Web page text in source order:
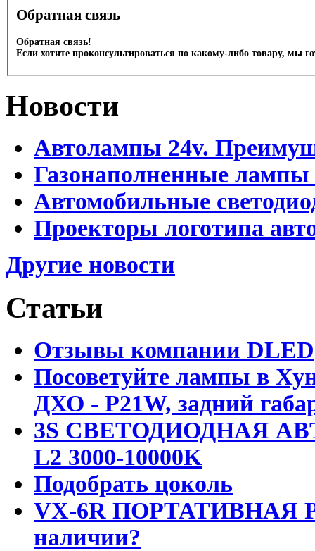
Обратная связь
Обратная связь!
Если хотите проконсультироваться по какому-либо товару, мы
Новости
Автолампы 24v.
Газонаполненные
Автомобильные
Проекторы логотипа
Другие новости
Статьи
Отзывы компании DLED
Посоветуйте лампы в
ДХО - P21W, задний
3S СВЕТОДИОДНАЯ
L2 3000-10000K
Подобрать цоколь
VX-6R ПОРТАТИВНАЯ
наличии?